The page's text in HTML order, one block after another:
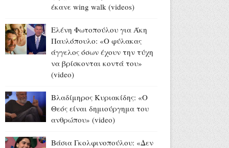
Ελένη Βουλγαράκη:
πληροφορία πριν εκτοξεύσετε
τη βλακεία σας δημόσια»
(photo)
Αύγουστος 07, 2026
Ντέρτι - Τα Επεισόδια
Νόμοι της καρδιάς: Επεισόδια
Αύγουστος 07, 2026
έκανε wing walk (videos)
Ελένη Φωτοπούλου για Άκη
Παυλόπουλο: «Ο φύλακας
άγγελος όσων έχουν την τύχη
να βρίσκονται κοντά του»
(video)
Βλαδίμηρος Κυριακίδης: «Ο
Θεός είναι δημιούργημα του
ανθρώπου» (video)
Βάσια Γκολφινοπούλου: «Δεν